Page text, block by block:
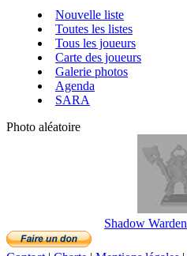
Nouvelle liste
Toutes les listes
Tous les joueurs
Carte des joueurs
Galerie photos
Agenda
SARA
Photo aléatoire
Shadow Warden